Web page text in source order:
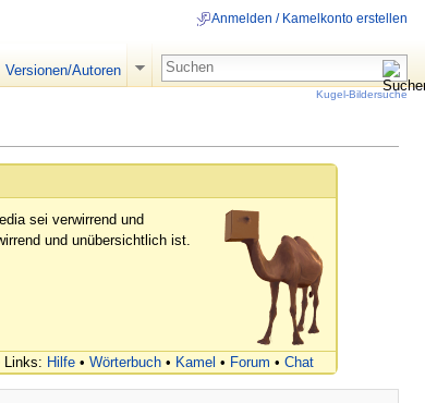
sei verwirrend und
und unübersichtlich ist.
Links: Hilfe • Wörterbuch • Kamel • Forum • Chat
Anmelden / Kamelkonto erstellen
Versionen/Autoren
Kugel-Bildersuche